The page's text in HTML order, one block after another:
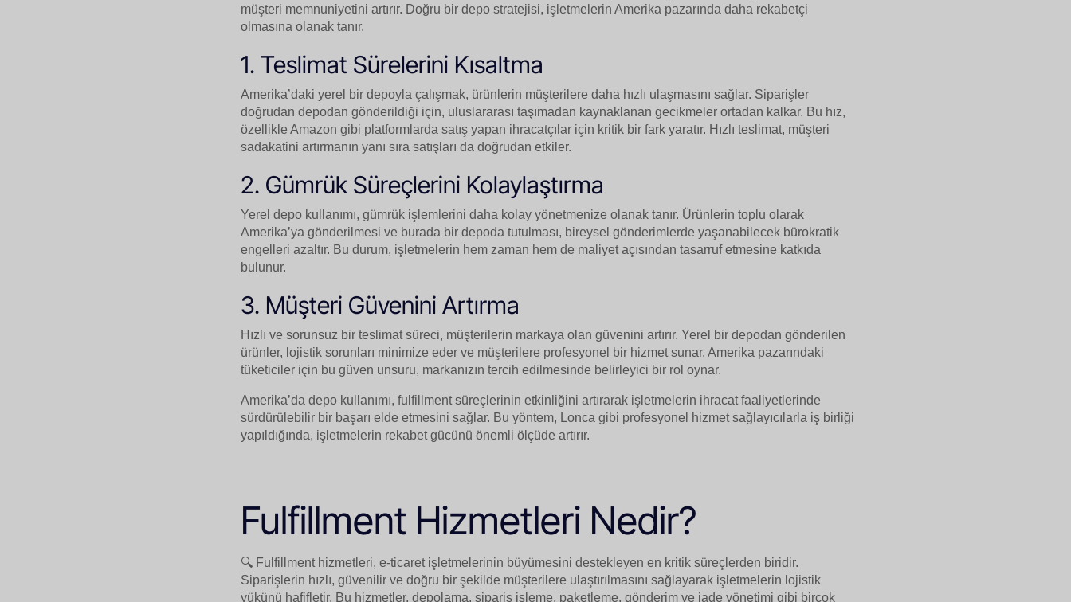
müşteri memnuniyetini artırır. Doğru bir depo stratejisi, işletmelerin Amerika pazarında daha rekabetçi
olmasına olanak tanır.
1. Teslimat Sürelerini Kısaltma
Amerika’daki yerel bir depoyla çalışmak, ürünlerin müşterilere daha hızlı ulaşmasını sağlar. Siparişler
doğrudan depodan gönderildiği için, uluslararası taşımadan kaynaklanan gecikmeler ortadan kalkar. Bu hız,
özellikle Amazon gibi platformlarda satış yapan ihracatçılar için kritik bir fark yaratır. Hızlı teslimat, müşteri
sadakatini artırmanın yanı sıra satışları da doğrudan etkiler.
2. Gümrük Süreçlerini Kolaylaştırma
Yerel depo kullanımı, gümrük işlemlerini daha kolay yönetmenize olanak tanır. Ürünlerin toplu olarak
Amerika’ya gönderilmesi ve burada bir depoda tutulması, bireysel gönderimlerde yaşanabilecek bürokratik
engelleri azaltır. Bu durum, işletmelerin hem zaman hem de maliyet açısından tasarruf etmesine katkıda
bulunur.
3. Müşteri Güvenini Artırma
Hızlı ve sorunsuz bir teslimat süreci, müşterilerin markaya olan güvenini artırır. Yerel bir depodan gönderilen
ürünler, lojistik sorunları minimize eder ve müşterilere profesyonel bir hizmet sunar. Amerika pazarındaki
tüketiciler için bu güven unsuru, markanızın tercih edilmesinde belirleyici bir rol oynar.
Amerika’da depo kullanımı, fulfillment süreçlerinin etkinliğini artırarak işletmelerin ihracat faaliyetlerinde
sürdürülebilir bir başarı elde etmesini sağlar. Bu yöntem, Lonca gibi profesyonel hizmet sağlayıcılarla iş birliği
yapıldığında, işletmelerin rekabet gücünü önemli ölçüde artırır.
Fulfillment Hizmetleri Nedir?
🔍 Fulfillment hizmetleri, e-ticaret işletmelerinin büyümesini destekleyen en kritik süreçlerden biridir.
Siparişlerin hızlı, güvenilir ve doğru bir şekilde müşterilere ulaştırılmasını sağlayarak işletmelerin lojistik
yükünü hafifletir. Bu hizmetler, depolama, sipariş işleme, paketleme, gönderim ve iade yönetimi gibi birçok